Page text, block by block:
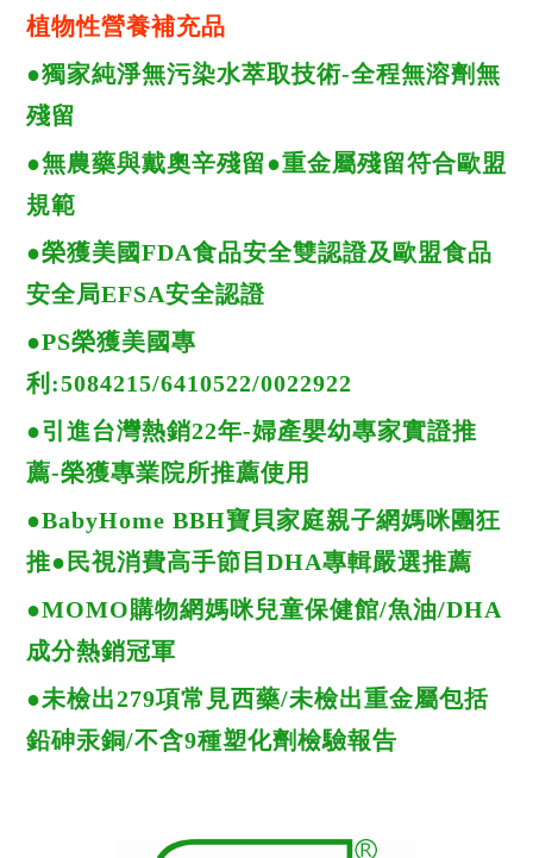
植物性營養補充品
●獨家純淨無污染水萃取技術-全程無溶劑無
殘留
●無農藥與戴奧辛殘留●重金屬殘留符合歐盟
規範
●榮獲美國FDA食品安全雙認證及歐盟食品
安全局EFSA安全認證
●PS榮獲美國專
利:5084215/6410522/0022922
●引進台灣熱銷22年-婦產嬰幼專家實證推
薦-榮獲專業院所推薦使用
●BabyHome BBH寶貝家庭親子網媽咪團狂
推●民視消費高手節目DHA專輯嚴選推薦
●MOMO購物網媽咪兒童保健館/魚油/DHA
成分熱銷冠軍
●未檢出279項常見西藥/未檢出重金屬包括
鉛砷汞銅/不含9種塑化劑檢驗報告